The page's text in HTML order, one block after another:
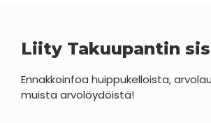
Liity Takuupantin
Ennakkoinfoa huippukelloista,
muista arvolöydöistä!